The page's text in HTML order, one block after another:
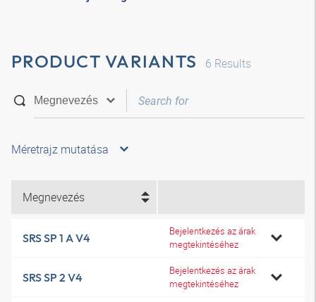
PRODUCT VARIANTS 6 Results
Méretrajz mutatása
Megnevezés
SRS SP 1 A V4
Bejelentkezés az árak
megtekintéséhez
SRS SP 2 V4
Bejelentkezés az árak
megtekintéséhez